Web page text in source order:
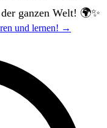
ganzen Welt! 🌍✨
und lernen! →